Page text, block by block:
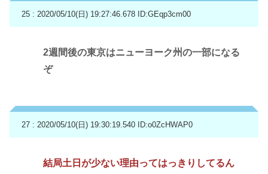
25 : 2020/05/10(日) 19:27:46.678 ID:GEqp3cm00
2週間後の東京はニューヨーク州の一部になる
ぞ
27 : 2020/05/10(日) 19:30:19.540 ID:o0ZcHWAP0
結局土日が少ない理由ってはっきりしてるん